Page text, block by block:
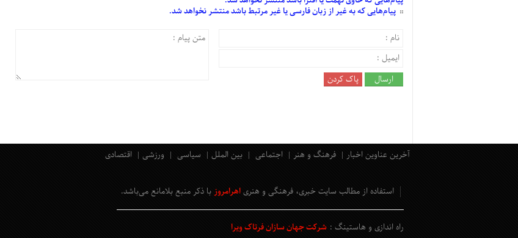
پیام‌هاییکه به غیر از زبان فارسی یا غیر مرتبط باشد منتشر نخواهد شد.
آخرین عناوین اخبار فرهنگ و هنر اجتماعی بین الملل سیاسی ورزشی اقتصادی
استفاده از مطالب سایت خبری، فرهنگی و هنری اهرامروز با ذکر منبع بلامانع می‌باشد.
راه اندازی و هاستینگ : شرکت جهان سازان فرتاک ویرا